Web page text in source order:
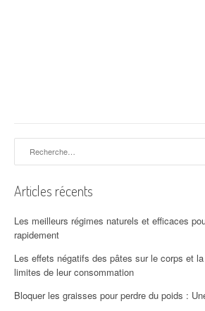
Articles récents
Les meilleurs régimes naturels et efficaces
rapidement
Les effets négatifs des pâtes sur le corps et
limites de leur consommation
Bloquer les graisses pour perdre du poids :